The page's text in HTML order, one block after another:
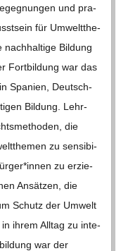
und pra­
für Umwelt­the­
nach­hal­tige Bil­dung
Fort­bil­dung war das
Spa­nien, Deutsch­
Bil­dung. Lehr­
die
zu sen­si­bi­
zu erzie­
Ansät­zen, die
Schutz der Umwelt
ihrem All­tag zu inte­
war der